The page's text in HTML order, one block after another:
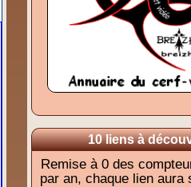
10 liens à
Remise à 0 des
par an, chaque lien aura